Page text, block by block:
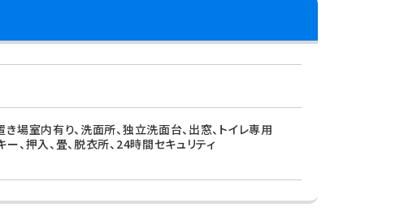
き場室内有り、洗面所、独立洗面台、出窓、トイレ専用
ー、押入、畳、脱衣所、24時間セキュリティ